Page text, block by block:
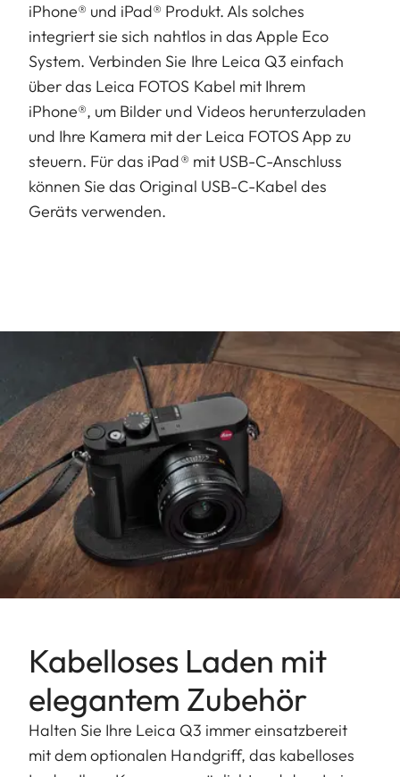
iPhone® und iPad® Produkt. Als solches
integriert sie sich nahtlos in das Apple Eco
System. Verbinden Sie Ihre Leica Q3 einfach
über das Leica FOTOS Kabel mit Ihrem
iPhone®, um Bilder und Videos herunterzuladen
und Ihre Kamera mit der Leica FOTOS App zu
steuern. Für das iPad® mit USB-C-Anschluss
können Sie das Original USB-C-Kabel des
Geräts verwenden.
Kabelloses Laden mit
elegantem Zubehör
Halten Sie Ihre Leica Q3 immer einsatzbereit
mit dem optionalen Handgriff, das kabelloses